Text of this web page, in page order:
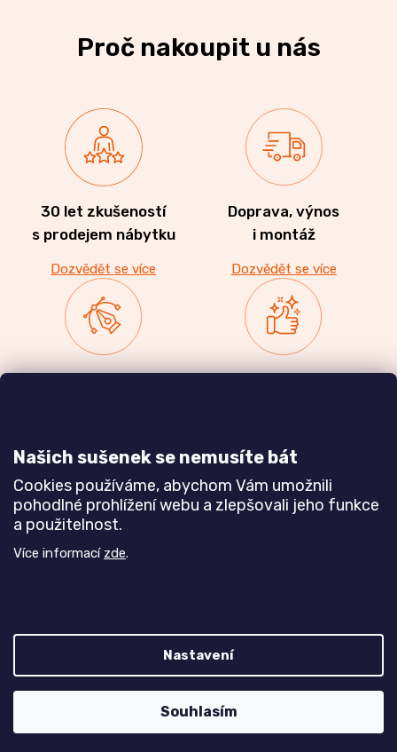
Našich sušenek se nemusíte bát
Cookies používáme, abychom Vám umožnili
pohodlné prohlížení webu a zlepšovali jeho funkce
a použitelnost.
Více informací zde.
Nastavení
Souhlasím
Proč nakoupit u nás
30 let zkušeností
s prodejem nábytku
Dozvědět se více
Doprava, výnos
i montáž
Dozvědět se více
Dozvědět se více Dozvědět se více
Vytvořil Shoptet